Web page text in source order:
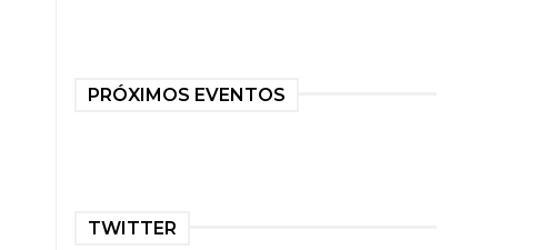
PRÓXIMOS EVENTOS
TWITTER